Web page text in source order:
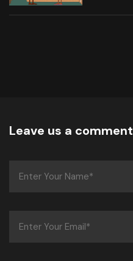
Leave us a comment